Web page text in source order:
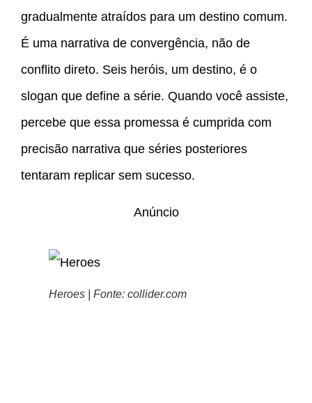
gradualmente atraídos para um destino comum.
É uma narrativa de convergência, não de
conflito direto. Seis heróis, um destino, é o
slogan que define a série. Quando você assiste,
percebe que essa promessa é cumprida com
precisão narrativa que séries posteriores
tentaram replicar sem sucesso.
Anúncio
Heroes | Fonte: collider.com